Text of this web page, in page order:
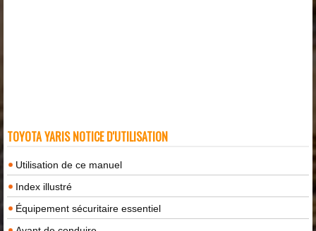
TOYOTA YARIS NOTICE D'UTILISATION
Utilisation de ce manuel
Index illustré
Équipement sécuritaire essentiel